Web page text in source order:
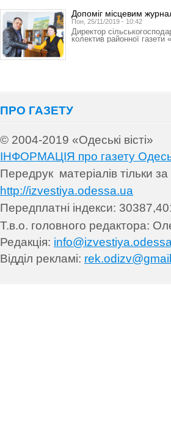
Допоміг місцевим
Пон, 25/11/2019 - 10:42
Директор
колектив районної газети
ПРО ГАЗЕТУ
© 2004-2019 «Одеські вісті»
ІНФОРМАЦІЯ про газету
Передрук матеріалів тільки
http://izvestiya.odessa.ua
Передплатні індекси: 30
Т.в.о. головного редактора:
Редакція:
Відділ рекламі: